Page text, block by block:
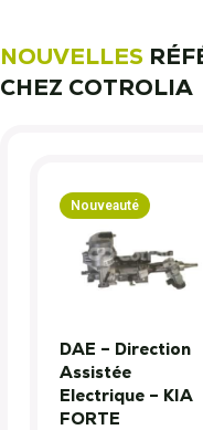
NOUVELLES
CHEZ COTROLIA
Nouveauté
DAE – Direction
Assistée
Electrique – KIA
FORTE